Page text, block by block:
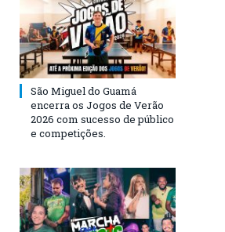
São Miguel do Guamá
encerra os Jogos de Verão
2026 com sucesso de público
e competições.